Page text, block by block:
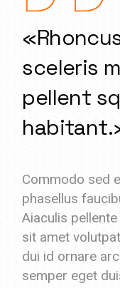
sceleris
pellent
Commodo sed
phasellus
Aiaculis
sit amet
dui id ornare
semper eget